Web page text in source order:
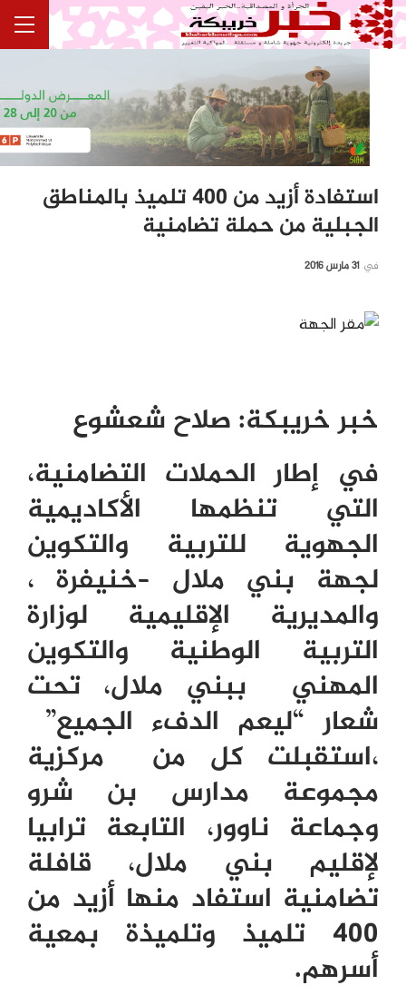
استفادة أزيد من 400 تلميذ بالمناطق
الجبلية من حملة تضامنية
في 31 مارس 2016
خبر خريبكة: صلاح شعشوع
في إطار الحملات التضامنية،
التي تنظمها الأكاديمية
الجهوية للتربية والتكوين
لجهة بني ملال –خنيفرة ،
والمديرية الإقليمية لوزارة
التربية الوطنية والتكوين
المهني ببني ملال، تحت
شعار “ليعم الدفء الجميع”
،استقبلت كل من مركزية
مجموعة مدارس بن شرو
وجماعة ناوور، التابعة ترابيا
لإقليم بني ملال، قافلة
تضامنية استفاد منها أزيد من
400 تلميذ وتلميذة بمعية
أسرهم.